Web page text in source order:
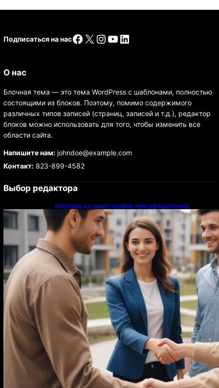
Подписаться на насFacebook
X Instagram
YouTube
LinkedIn
О нас
Блочная тема — это тема WordPress с шаблонами, полностью
состоящими из блоков. Поэтому, помимо содержимого
различных типов записей (страниц, записей и т.д.), редактор
блоков можно использовать для того, чтобы изменить все
области сайта.
Напишите нам:johndoe@example.com
Контакт:823-899-4582
Выбор редактора
Ипотека на новостройки при оформлении
напрямую у застройщика